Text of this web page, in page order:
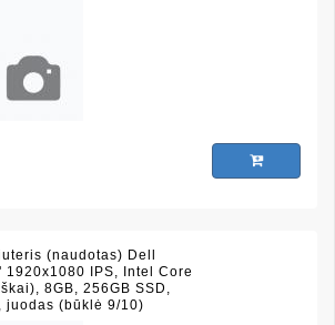
(naudotas) Dell
1920x1080 IPS, Intel Core
8GB, 256GB SSD,
juodas (būklė 9/10)